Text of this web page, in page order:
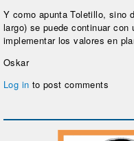
Y como apunta Toletillo, sino
largo) se puede continuar con
implementar los valores en
Oskar
Log in to post comments